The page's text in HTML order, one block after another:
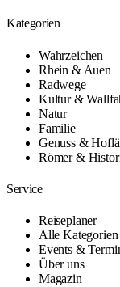
Kategorien
Wahrzeichen
Rhein & Auen
Radwege
Kultur &
Natur
Familie
Genuss &
Römer &
Service
Reiseplaner
Alle Kategorien
Events &
Über uns
Magazin